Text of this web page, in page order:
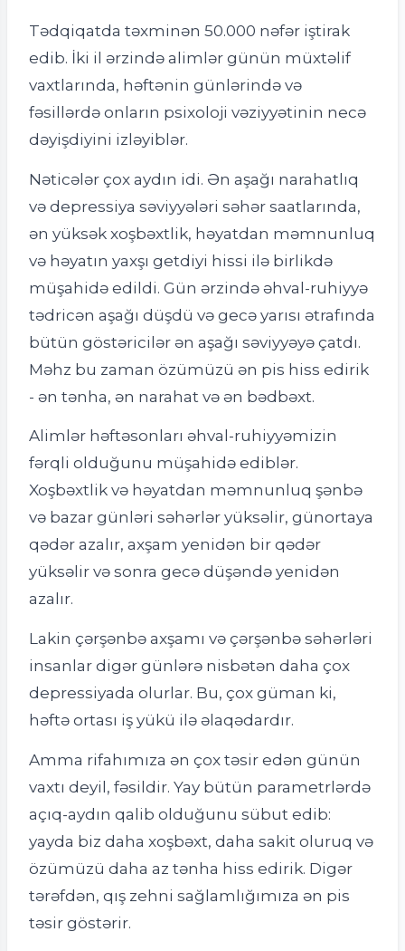
Tədqiqatda təxminən 50.000 nəfər iştirak
edib. İki il ərzində alimlər günün müxtəlif
vaxtlarında, həftənin günlərində və
fəsillərdə onların psixoloji vəziyyətinin necə
dəyişdiyini izləyiblər.
Nəticələr çox aydın idi. Ən aşağı narahatlıq
və depressiya səviyyələri səhər saatlarında,
ən yüksək xoşbəxtlik, həyatdan məmnunluq
və həyatın yaxşı getdiyi hissi ilə birlikdə
müşahidə edildi. Gün ərzində əhval-ruhiyyə
tədricən aşağı düşdü və gecə yarısı ətrafında
bütün göstəricilər ən aşağı səviyyəyə çatdı.
Məhz bu zaman özümüzü ən pis hiss edirik
- ən tənha, ən narahat və ən bədbəxt.
Alimlər həftəsonları əhval-ruhiyyəmizin
fərqli olduğunu müşahidə ediblər.
Xoşbəxtlik və həyatdan məmnunluq şənbə
və bazar günləri səhərlər yüksəlir, günortaya
qədər azalır, axşam yenidən bir qədər
yüksəlir və sonra gecə düşəndə ​​yenidən
azalır.
Lakin çərşənbə axşamı və çərşənbə səhərləri
insanlar digər günlərə nisbətən daha çox
depressiyada olurlar. Bu, çox güman ki,
həftə ortası iş yükü ilə əlaqədardır.
Amma rifahımıza ən çox təsir edən günün
vaxtı deyil, fəsildir. Yay bütün parametrlərdə
açıq-aydın qalib olduğunu sübut edib:
yayda biz daha xoşbəxt, daha sakit oluruq və
özümüzü daha az tənha hiss edirik. Digər
tərəfdən, qış zehni sağlamlığımıza ən pis
təsir göstərir.